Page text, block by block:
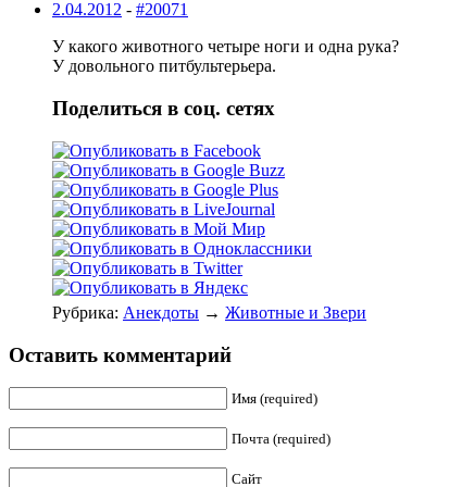
2.04.2012 - #20071
У какого животного четыре ноги и одна рука?
У довольного питбультерьера.
Поделиться в соц. сетях
Рубрика: Анекдоты → Животные и Звери
Оставить комментарий
Имя (required)
Почта (required)
Сайт